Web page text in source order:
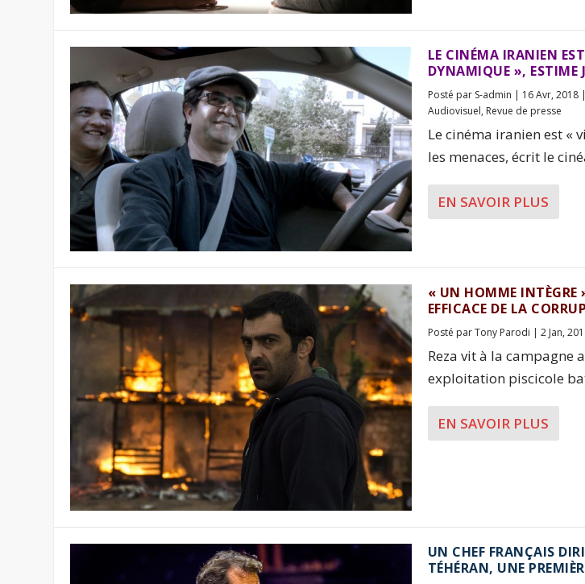
LE CINÉMA IRANIEN
DYNAMIQUE », ESTIME
Posté par S-admin | 16 Avr, 2018|
Audiovisuel, Revue de presse
Le cinéma iranien est «
les menaces, écrit le
EN SAVOIR PLUS
« UN HOMME
EFFICACE DE LA
Posté parTony Parodi | 2 Jan,
Reza vit à la campagne
exploitation piscicole
EN SAVOIR PLUS
UN CHEF FRANÇAIS
TÉHÉRAN, UNE